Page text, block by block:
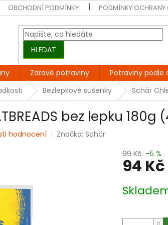
OBCHODNÍ PODMÍNKY PODMÍNKY
HLEDAT
Zdravé potraviny Potraviny podle
Bezlepkové sušenky Schär
bez lepku 180g
hodnocení Značka: Schär
99 Kč –5 %
94 Kč
cena: